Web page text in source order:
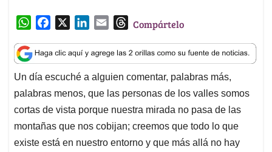
W
a
t
s
A
p
p
c
e
b
o
o
k
n
k
e
d
I
n
a
i
l
T
r
e
a
d
s
Compártelo
Un día escuché a alguien comentar, palabras más,
palabras menos, que las personas de los valles somos
cortas de vista porque nuestra mirada no pasa de las
montañas que nos cobijan; creemos que todo lo que
existe está en nuestro entorno y que más allá no hay